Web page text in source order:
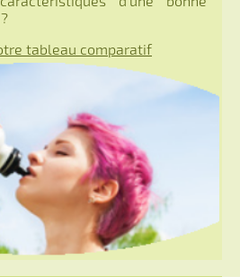
tableau comparatif